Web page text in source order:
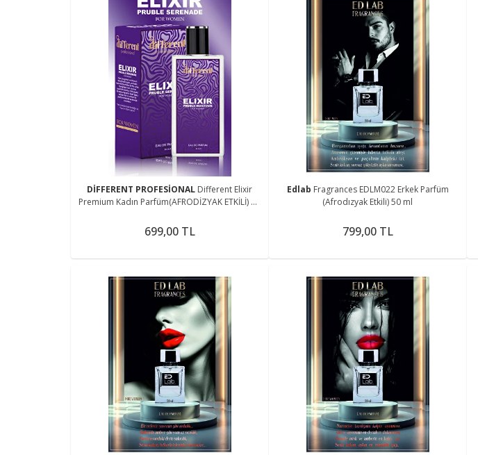
DİFFERENT PROFESİONAL Different Elixir
Premium Kadın Parfüm(AFRODİZYAK ETKİLİ) 50
699,00 TL
Edlab Fragrances EDLM022 Erkek Parfüm
(Afrodızyak Etkili) 50 ml
799,00 TL